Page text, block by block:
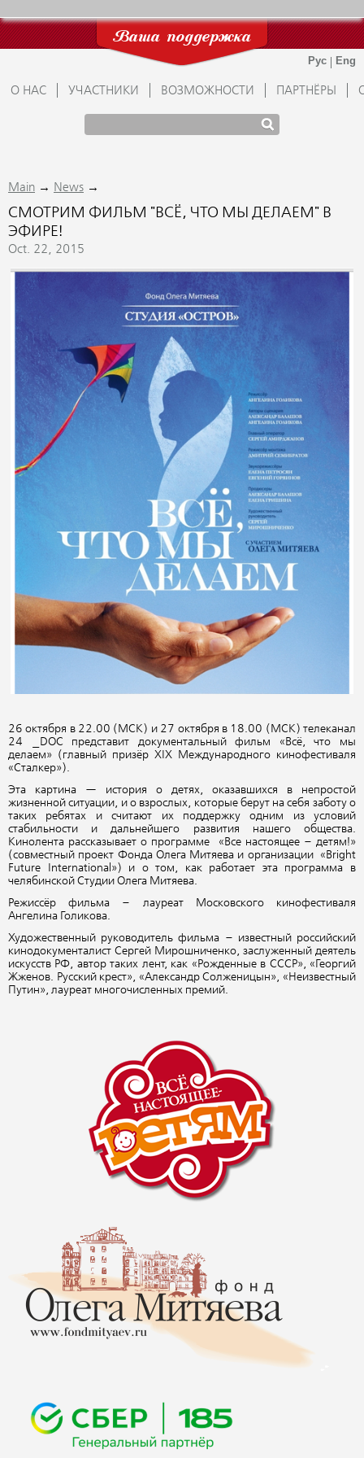
Ваша поддержка
О НАС УЧАСТНИКИ ВОЗМОЖНОСТИ ПАРТНЁРЫ
Main → News →
СМОТРИМ ФИЛЬМ "ВСЁ, ЧТО МЫ ДЕЛАЕМ" В
ЭФИРЕ!
Oct. 22, 2015
26 октября в 22.00 (МСК) и 27 октября в 18.00 (МСК) телеканал
24 _DOC представит документальный фильм «Всё, что мы
делаем» (главный призёр XIX Международного кинофестиваля
«Сталкер»).
Эта картина — история о детях, оказавшихся в непростой
жизненной ситуации, и о взрослых, которые берут на себя заботу о
таких ребятах и считают их поддержку одним из условий
стабильности и дальнейшего развития нашего общества.
Кинолента рассказывает о программе «Все настоящее – детям!»
(совместный проект Фонда Олега Митяева и организации «Bright
Future International») и о том, как работает эта программа в
челябинской Студии Олега Митяева.
Режиссёр фильма – лауреат Московского кинофестиваля
Ангелина Голикова.
Художественный руководитель фильма – известный российский
кинодокументалист Сергей Мирошниченко, заслуженный деятель
искусств РФ, автор таких лент, как «Рожденные в СССР», «Георгий
Жженов. Русский крест», «Александр Солженицын», «Неизвестный
Путин», лауреат многочисленных премий.